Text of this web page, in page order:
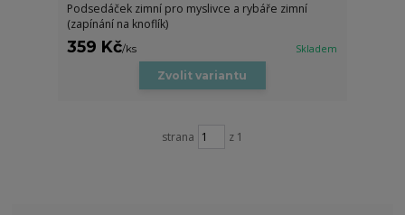
Podsedáček zimní pro myslivce a rybáře zimní
(zapínání na knoflík)
359 Kč/ks Skladem
Zvolit variantu
strana z 1